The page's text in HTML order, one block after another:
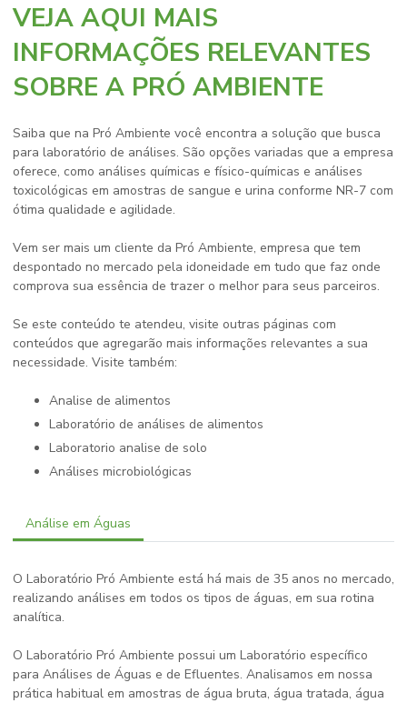
VEJA AQUI MAIS
INFORMAÇÕES RELEVANTES
SOBRE A PRÓ AMBIENTE
Saiba que na Pró Ambiente você encontra a solução que busca
para laboratório de análises. São opções variadas que a empresa
oferece, como análises químicas e físico-químicas e análises
toxicológicas em amostras de sangue e urina conforme NR-7 com
ótima qualidade e agilidade.
Vem ser mais um cliente da Pró Ambiente, empresa que tem
despontado no mercado pela idoneidade em tudo que faz onde
comprova sua essência de trazer o melhor para seus parceiros.
Se este conteúdo te atendeu, visite outras páginas com
conteúdos que agregarão mais informações relevantes a sua
necessidade. Visite também:
analise de alimentos
laboratório de análises de alimentos
laboratorio analise de solo
análises microbiológicas
Análise em Águas
O Laboratório Pró Ambiente está há mais de 35 anos no mercado,
realizando análises em todos os tipos de águas, em sua rotina
analítica.
O Laboratório Pró Ambiente possui um Laboratório específico
para Análises de Águas e de Efluentes. Analisamos em nossa
prática habitual em amostras de água bruta, água tratada, água